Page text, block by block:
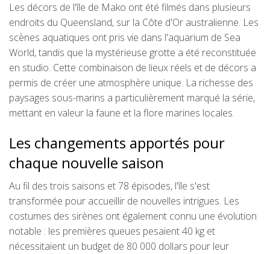
Les décors de l'île de Mako ont été filmés dans plusieurs
endroits du Queensland, sur la Côte d'Or australienne. Les
scènes aquatiques ont pris vie dans l'aquarium de Sea
World, tandis que la mystérieuse grotte a été reconstituée
en studio. Cette combinaison de lieux réels et de décors a
permis de créer une atmosphère unique. La richesse des
paysages sous-marins a particulièrement marqué la série,
mettant en valeur la faune et la flore marines locales.
Les changements apportés pour
chaque nouvelle saison
Au fil des trois saisons et 78 épisodes, l'île s'est
transformée pour accueillir de nouvelles intrigues. Les
costumes des sirènes ont également connu une évolution
notable : les premières queues pesaient 40 kg et
nécessitaient un budget de 80 000 dollars pour leur